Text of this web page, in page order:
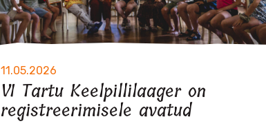
11.05.2026
VI Tartu Keelpillilaager on
registreerimisele avatud